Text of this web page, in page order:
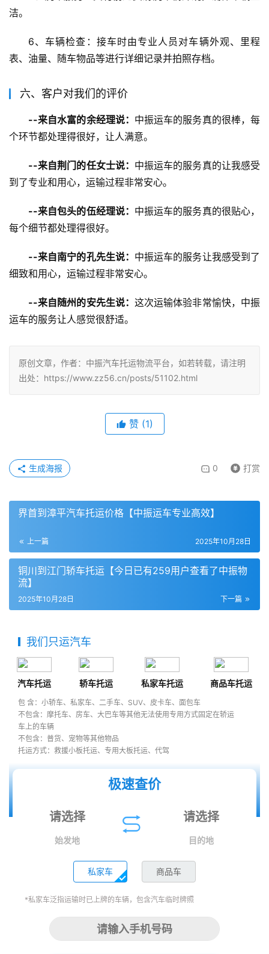
洁。
6、车辆检查：接车时由专业人员对车辆外观、里程
表、油量、随车物品等进行详细记录并拍照存档。
六、客户对我们的评价
--来自水富的余经理说： 中振运车的服务真的很棒，每
个环节都处理得很好，让人满意。
--来自荆门的任女士说： 中振运车的服务真的让我感受
到了专业和用心，运输过程非常安心。
--来自包头的伍经理说： 中振运车的服务真的很贴心，
每个细节都处理得很好。
--来自南宁的孔先生说： 中振运车的服务让我感受到了
细致和用心，运输过程非常安心。
--来自随州的安先生说： 这次运输体验非常愉快，中振
运车的服务让人感觉很舒适。
原创文章，作者：中振汽车托运物流平台，如若转载，请注明
出处：https://www.zz56.cn/posts/51102.html
赞 (1)
0 打赏
生成海报
界首到漳平汽车托运价格【中振运车专业高效】
上一篇 2025年10月28日
铜川到江门轿车托运【今日已有259用户查看了中振物
流】
下一篇
2025年10月28日
我们只运汽车
汽车托运 轿车托运 私家车托运 商品车托运
包 含：小轿车、私家车、二手车、SUV、皮卡车、面包车
不包含：摩托车、房车、大巴车等其他无法使用专用方式固定在轿运
车上的车辆
不包含：普货、宠物等其他物品
托运方式：救援小板托运、专用大板托运、代驾
极速查价
始发地 目的地
私家车 商品车
*私家车泛指运输时已上牌的车辆，包含汽车临时牌照